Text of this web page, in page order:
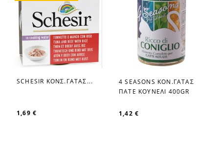
favorite_border
SCHESIR ΚΟΝΣ.ΓΑΤΑΣ...
1,69 €
favorite_border
4 SEASONS ΚΟΝ.ΓΑΤΑΣ
ΠΑΤΕ ΚΟΥΝΕΛΙ 400GR
1,42 €